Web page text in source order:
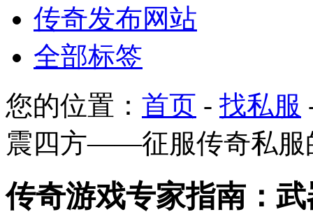
传奇发布网站
全部标签
您的位置： 首页 - 找私服
震四方——征服传奇私服
传奇游戏专家指南：